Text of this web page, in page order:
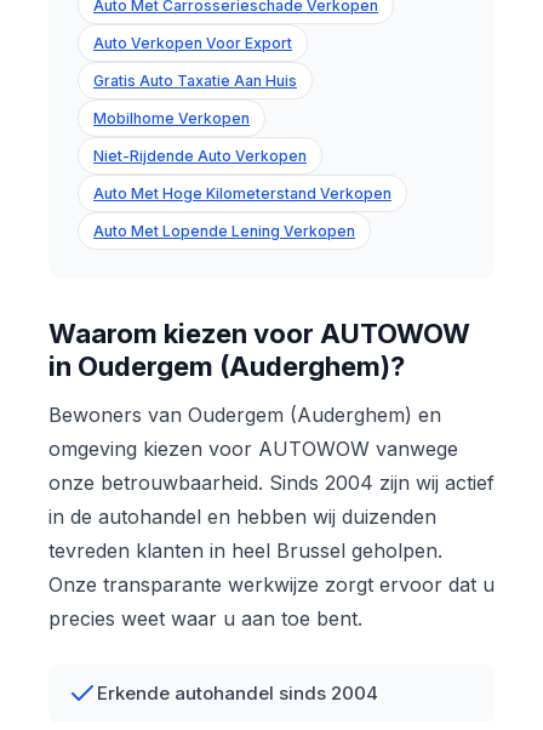
Auto Met Carrosserieschade Verkopen
Auto Verkopen Voor Export
Gratis Auto Taxatie Aan Huis
Mobilhome Verkopen
Niet-Rijdende Auto Verkopen
Auto Met Hoge Kilometerstand Verkopen
Auto Met Lopende Lening Verkopen
Waarom kiezen voor AUTOWOW
in Oudergem (Auderghem)?
Bewoners van Oudergem (Auderghem) en
omgeving kiezen voor AUTOWOW vanwege
onze betrouwbaarheid. Sinds 2004 zijn wij actief
in de autohandel en hebben wij duizenden
tevreden klanten in heel Brussel geholpen.
Onze transparante werkwijze zorgt ervoor dat u
precies weet waar u aan toe bent.
Erkende autohandel sinds 2004